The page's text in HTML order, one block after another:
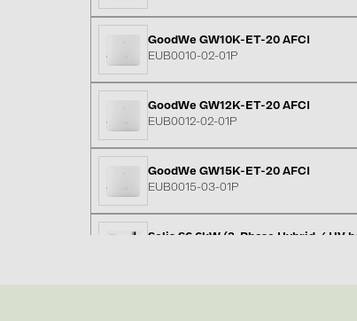
GoodWe GW10K-ET-20 AFCI
EUB0010-02-01P
GoodWe GW12K-ET-20 AFCI
EUB0012-02-01P
GoodWe GW15K-ET-20 AFCI
EUB0015-03-01P
Solis S6 6kW (3-Phase Hybrid / HV